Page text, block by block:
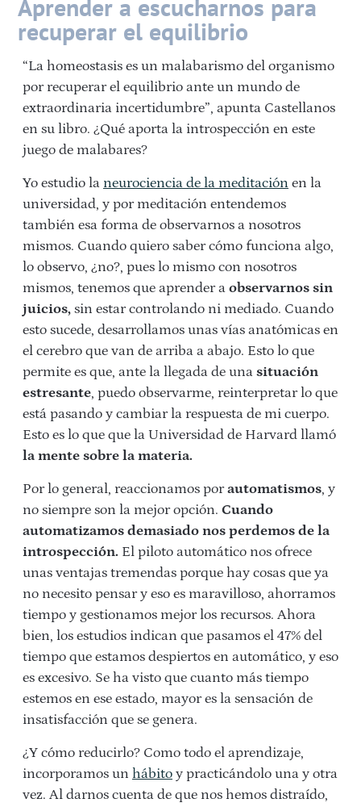
Aprender a escucharnos para
recuperar el equilibrio
“La homeostasis es un malabarismo del organismo
por recuperar el equilibrio ante un mundo de
extraordinaria incertidumbre”, apunta Castellanos
en su libro. ¿Qué aporta la introspección en este
juego de malabares?
Yo estudio la neurociencia de la meditación en la
universidad, y por meditación entendemos
también esa forma de observarnos a nosotros
mismos. Cuando quiero saber cómo funciona algo,
lo observo, ¿no?, pues lo mismo con nosotros
mismos, tenemos que aprender a observarnos sin
juicios, sin estar controlando ni mediado. Cuando
esto sucede, desarrollamos unas vías anatómicas en
el cerebro que van de arriba a abajo. Esto lo que
permite es que, ante la llegada de una situación
estresante, puedo observarme, reinterpretar lo que
está pasando y cambiar la respuesta de mi cuerpo.
Esto es lo que que la Universidad de Harvard llamó
la mente sobre la materia.
Por lo general, reaccionamos porautomatismos, y
no siempre son la mejor opción. Cuando
automatizamos demasiado nos perdemos de la
introspección. El piloto automático nos ofrece
unas ventajas tremendas porque hay cosas que ya
no necesito pensar y eso es maravilloso, ahorramos
tiempo y gestionamos mejor los recursos. Ahora
bien, los estudios indican que pasamos el 47% del
tiempo que estamos despiertos en automático, y eso
es excesivo. Se ha visto que cuanto más tiempo
estemos en ese estado, mayor es la sensación de
insatisfacción que se genera.
¿Y cómo reducirlo? Como todo el aprendizaje,
incorporamos un hábito y practicándolo una y otra
vez. Al darnos cuenta de que nos hemos distraído,